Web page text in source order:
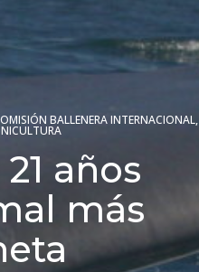
BALLENERA INTERNACIONAL,
años
más